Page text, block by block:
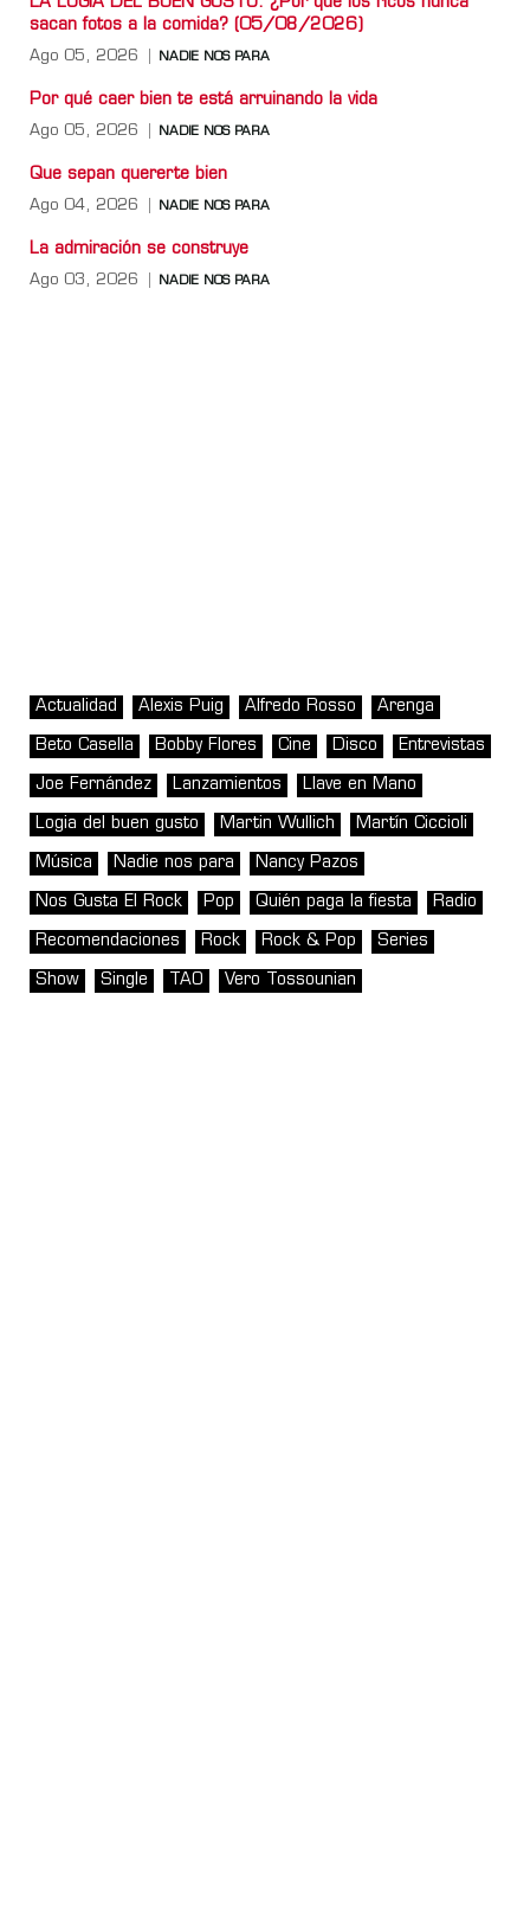
sacan fotos a la comida? (05/08/2026)
Ago 05, 2026 NADIE NOS PARA
Por qué caer bien te está arruinando la vida
Ago 05, 2026 NADIE NOS PARA
Que sepan quererte bien
Ago 04, 2026 NADIE NOS PARA
La admiración se construye
Ago 03, 2026 NADIE NOS PARA
Actualidad Alexis Puig Alfredo Rosso Arenga
Beto Casella Bobby Flores Cine Disco Entrevistas
Joe Fernández Lanzamientos Llave en Mano
Logia del buen gusto Martin Wullich Martín Ciccioli
Música Nadie nos para Nancy Pazos
Nos Gusta El Rock Pop Quién paga la fiesta Radio
Recomendaciones Rock Rock & Pop Series
Show Single TAO Vero Tossounian